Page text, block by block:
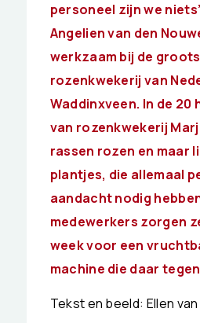
personeel zijn we
Angelien van den
werkzaam bij de
rozenkwekerij van
Waddinxveen. In de 20
van rozenkwekerij
rassen rozen en maar
plantjes, die allemaal
aandacht nodig
medewerkers zorgen
week voor een
machine die daar
Tekst en beeld: Ellen